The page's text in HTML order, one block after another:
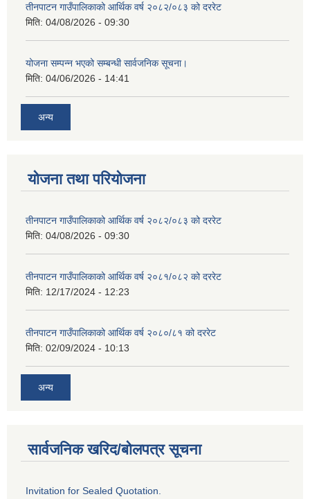
तीनपाटन गाउँपालिकाको आर्थिक वर्ष २०८२/०८३ को दररेट
मिति: 04/08/2026 - 09:30
योजना सम्पन्न भएको सम्बन्धी सार्वजनिक सूचना।
मिति: 04/06/2026 - 14:41
अन्य
योजना तथा परियोजना
तीनपाटन गाउँपालिकाको आर्थिक वर्ष २०८२/०८३ को दररेट
मिति: 04/08/2026 - 09:30
तीनपाटन गाउँपालिकाको आर्थिक वर्ष २०८१/०८२ को दररेट
मिति: 12/17/2024 - 12:23
तीनपाटन गाउँपालिकाको आर्थिक वर्ष २०८०/८१ को दररेट
मिति: 02/09/2024 - 10:13
अन्य
सार्वजनिक खरिद/बोलपत्र सूचना
Invitation for Sealed Quotation.